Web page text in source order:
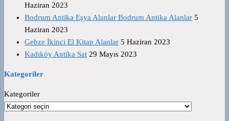
Haziran 2023
Bodrum Antika Eşya Alanlar Bodrum Antika Alanlar 5
Haziran 2023
Gebze İkinci El Kitap Alanlar 5 Haziran 2023
Kadıköy Antika Sat 29 Mayıs 2023
Kategoriler
Kategoriler